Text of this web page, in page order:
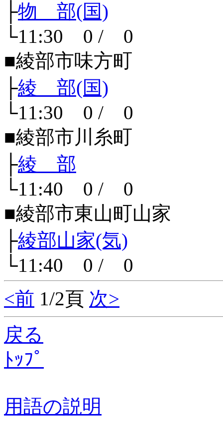
├物 部(国)
└11:30 0 / 0
■綾部市味方町
├綾 部(国)
└11:30 0 / 0
■綾部市川糸町
├綾 部
└11:40 0 / 0
■綾部市東山町山家
├綾部山家(気)
└11:40 0 / 0
<前 1/2頁 次>
戻る
ﾄｯﾌﾟ
用語の説明